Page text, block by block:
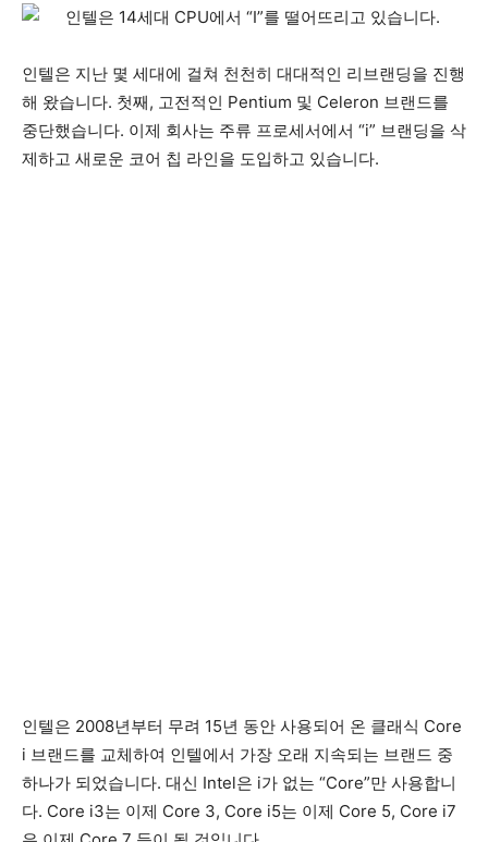
인텔은 지난 몇 세대에 걸쳐 천천히 대대적인 리브랜딩을 진행
해 왔습니다. 첫째, 고전적인 Pentium 및 Celeron 브랜드를
중단했습니다. 이제 회사는 주류 프로세서에서 “i” 브랜딩을 삭
제하고 새로운 코어 칩 라인을 도입하고 있습니다.
인텔은 2008년부터 무려 15년 동안 사용되어 온 클래식 Core
i 브랜드를 교체하여 인텔에서 가장 오래 지속되는 브랜드 중
하나가 되었습니다. 대신 Intel은 i가 없는 “Core”만 사용합니
다. Core i3는 이제 Core 3, Core i5는 이제 Core 5, Core i7